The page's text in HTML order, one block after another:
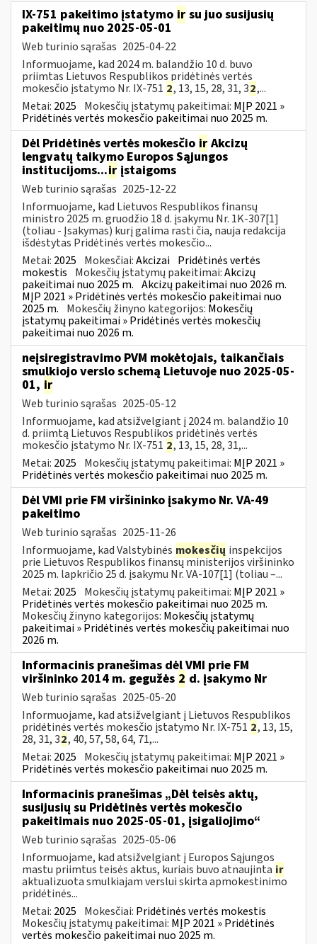
IX-751 pakeitimo įstatymo ir su juo susijusių
pakeitimų nuo 2025-05-01
Web turinio sąrašas 2025-04-22
Informuojame, kad 2024 m. balandžio 10 d. buvo
priimtas Lietuvos Respublikos pridėtinės vertės
mokesčio įstatymo Nr. IX-751 2, 13, 15, 28, 31, 32,...
Metai: 2025 Mokesčių įstatymų pakeitimai: MĮP 2021 »
Pridėtinės vertės mokesčio pakeitimai nuo 2025 m.
Dėl Pridėtinės vertės mokesčio ir Akcizų
lengvatų taikymo Europos Sąjungos
institucijoms...ir įstaigoms
Web turinio sąrašas 2025-12-22
Informuojame, kad Lietuvos Respublikos finansų
ministro 2025 m. gruodžio 18 d. įsakymu Nr. 1K-307[1]
(toliau - Įsakymas) kurį galima rasti čia, nauja redakcija
išdėstytas Pridėtinės vertės mokesčio...
Metai: 2025 Mokesčiai:Akcizai Pridėtinės vertės
mokestis Mokesčių įstatymų pakeitimai:Akcizų
pakeitimai nuo 2025 m. Akcizų pakeitimai nuo 2026 m.
MĮP 2021 » Pridėtinės vertės mokesčio pakeitimai nuo
2025 m. Mokesčių žinyno kategorijos: Mokesčių
įstatymų pakeitimai » Pridėtinės vertės mokesčių
pakeitimai nuo 2026 m.
neįsiregistravimo PVM mokėtojais, taikančiais
smulkiojo verslo schemą Lietuvoje nuo 2025-05-
01, ir
Web turinio sąrašas 2025-05-12
Informuojame, kad atsižvelgiant į 2024 m. balandžio 10
d. priimtą Lietuvos Respublikos pridėtinės vertės
mokesčio įstatymo Nr. IX-751 2, 13, 15, 28, 31,...
Metai: 2025 Mokesčių įstatymų pakeitimai: MĮP 2021 »
Pridėtinės vertės mokesčio pakeitimai nuo 2025 m.
Dėl VMI prie FM viršininko įsakymo Nr. VA-49
pakeitimo
Web turinio sąrašas 2025-11-26
Informuojame, kad Valstybinės mokesčių inspekcijos
prie Lietuvos Respublikos finansų ministerijos viršininko
2025 m. lapkričio 25 d. įsakymu Nr. VA-107[1] (toliau –...
Metai: 2025 Mokesčių įstatymų pakeitimai: MĮP 2021 »
Pridėtinės vertės mokesčio pakeitimai nuo 2025 m.
Mokesčių žinyno kategorijos: Mokesčių įstatymų
pakeitimai » Pridėtinės vertės mokesčių pakeitimai nuo
2026 m.
Informacinis pranešimas dėl VMI prie FM
viršininko 2014 m. gegužės 2 d. įsakymo Nr
Web turinio sąrašas 2025-05-20
Informuojame, kad atsižvelgiant į Lietuvos Respublikos
pridėtinės vertės mokesčio įstatymo Nr. IX-751 2, 13, 15,
28, 31, 32, 40, 57, 58, 64, 71,...
Metai: 2025 Mokesčių įstatymų pakeitimai: MĮP 2021 »
Pridėtinės vertės mokesčio pakeitimai nuo 2025 m.
Informacinis pranešimas „Dėl teisės aktų,
susijusių su Pridėtinės vertės mokesčio
pakeitimais nuo 2025-05-01, įsigaliojimo“
Web turinio sąrašas 2025-05-06
Informuojame, kad atsižvelgiant į Europos Sąjungos
mastu priimtus teisės aktus, kuriais buvo atnaujinta ir
aktualizuota smulkiajam verslui skirta apmokestinimo
pridėtinės...
Metai: 2025 Mokesčiai: Pridėtinės vertės mokestis
Mokesčių įstatymų pakeitimai: MĮP 2021 » Pridėtinės
vertės mokesčio pakeitimai nuo 2025 m.